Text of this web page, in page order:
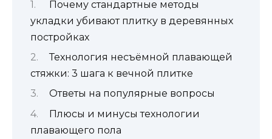
Почему стандартные методы
укладки убивают плитку в деревянных
постройках
Технология несъёмной плавающей
стяжки: 3 шага к вечной плитке
Ответы на популярные вопросы
Плюсы и минусы технологии
плавающего пола